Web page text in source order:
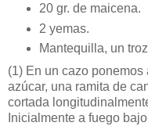
20 gr. de maicena.
2 yemas.
Mantequilla, un
(1) En un cazo
azúcar, una ramita de
cortada
Inicialmente a fuego